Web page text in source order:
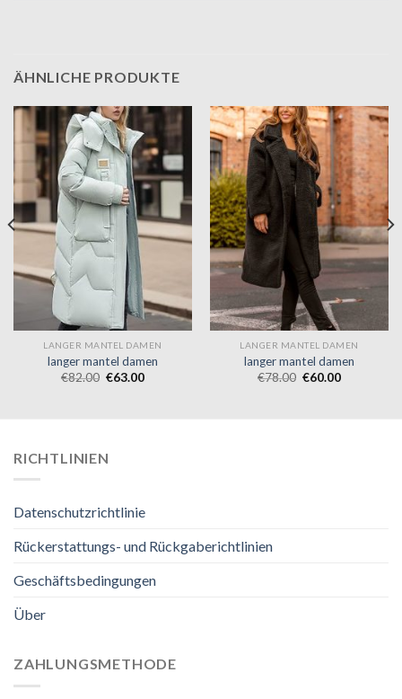
ÄHNLICHE PRODUKTE
LANGER MANTEL DAMEN
langer mantel damen
€82.00 €63.00
LANGER MANTEL DAMEN
langer mantel damen
€78.00 €60.00
RICHTLINIEN
Datenschutzrichtlinie
Rückerstattungs- und Rückgaberichtlinien
Geschäftsbedingungen
Über
ZAHLUNGSMETHODE